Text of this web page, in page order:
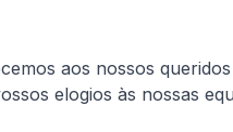
aos nossos
elogios às nossas